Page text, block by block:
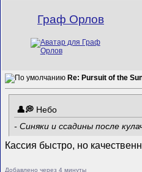
Граф Орлов
Re: Pursuit of the
Небо
- Синяки и ссадины после
Кассия быстро, но
Добавлено через 4 минуты